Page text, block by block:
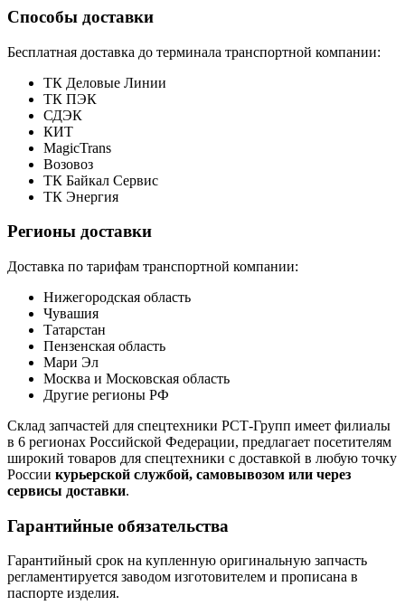
Способы доставки
Бесплатная доставка до терминала транспортной компании:
ТК Деловые Линии
ТК ПЭК
СДЭК
КИТ
MagicTrans
Возовоз
ТК Байкал Сервис
ТК Энергия
Регионы доставки
Доставка по тарифам транспортной компании:
Нижегородская область
Чувашия
Татарстан
Пензенская область
Мари Эл
Москва и Московская область
Другие регионы РФ
Склад запчастей для спецтехники РСТ-Групп имеет филиалы
в 6 регионах Российской Федерации, предлагает посетителям
широкий товаров для спецтехники с доставкой в любую точку
России курьерской службой, самовывозом или через
сервисы доставки.
Гарантийные обязательства
Гарантийный срок на купленную оригинальную запчасть
регламентируется заводом изготовителем и прописана в
паспорте изделия.